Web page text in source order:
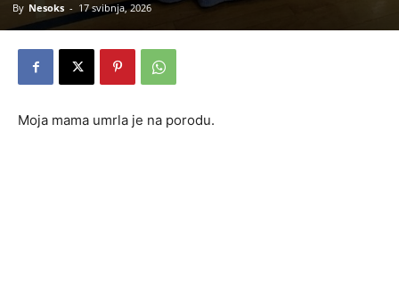
By Nesoks - 17 svibnja, 2026
Moja mama umrla je na porodu.